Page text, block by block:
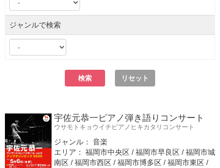
ジャンルで検索
リセット
宇佐元恭一ピアノ弾き語りコンサート
ウサモトキョウイチピアノヒキカタリコンサート
ジャンル： 音楽
エリア： 福岡市中央区 / 福岡市早良区 / 福岡市城
南区 / 福岡市西区 / 福岡市博多区 / 福岡市東区 /